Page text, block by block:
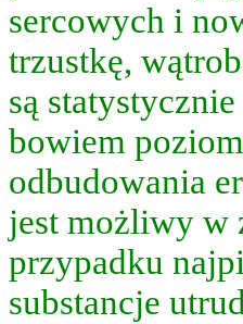
sercowych i
trzustkę,
są
bowiem
odbudowania
jest możliwy w
przypadku
substancje